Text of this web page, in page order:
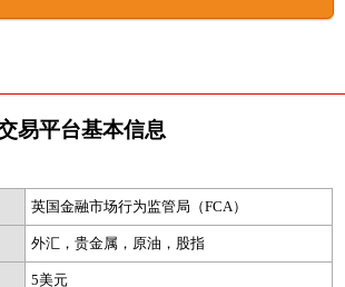
易平台基本信息
英国金融市场行为监管局（FCA）
外汇，贵金属，原油，股指
5美元